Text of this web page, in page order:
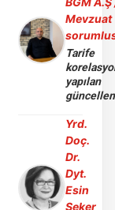
Mevzuat
Tarife
yapılan
Yrd.
Doç.
Dr.
Dyt.
Esin
Şeker